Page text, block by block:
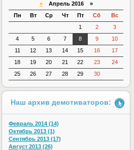
«Апрель 2016 »
Пн
Вт Ср Чт Пт Сб
Вс
1
2
3
4
5 6 7 8 9
10
11
12 13 14 15 16
17
18
19 20 21 22 23
24
25
26 27 28 29 30
Наш архив демотиваторов:
Февраль 2014 (14)
Октябрь 2013 (1)
Сентябрь 2013 (17)
Август 2013 (26)